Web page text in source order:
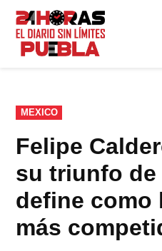
Saltar
contenido
PUBLICADO
EN
MEXICO
Felipe
su triunfo de
define como
más